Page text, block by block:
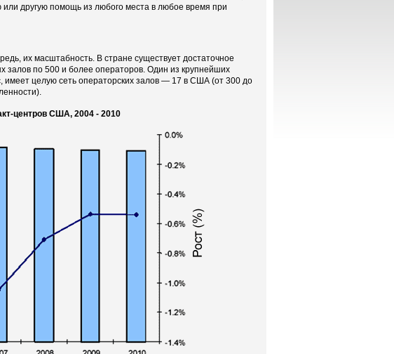
другую помощь из любого места в любое время при
их масштабность. В стране существует достаточное
залов по 500 и более операторов. Один из крупнейших
целую сеть операторских залов — 17 в США (от 300 до
центров США, 2004 - 2010